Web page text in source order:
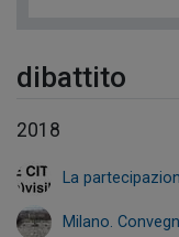
dibattito
2018
La
Milano.